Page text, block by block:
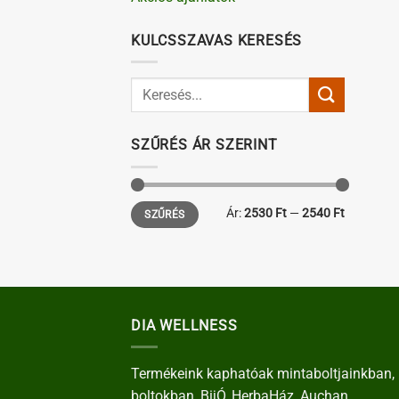
KULCSSZAVAS KERESÉS
SZŰRÉS ÁR SZERINT
Min
ár
Max
ár
SZŰRÉS Ár:2530 Ft —2540 Ft
DIA WELLNESS
Termékeink kaphatóak mintaboltjainkban,